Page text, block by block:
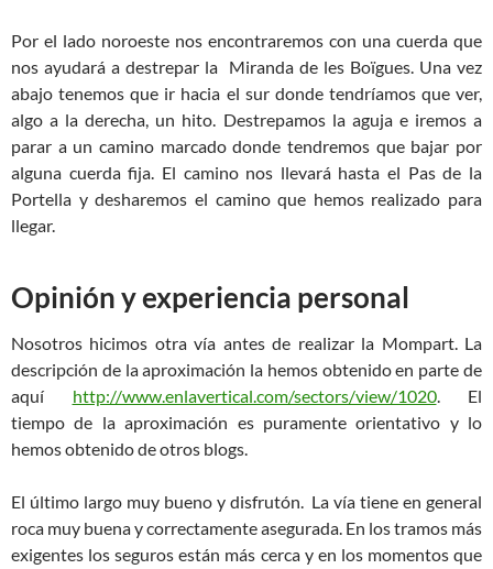
Por el lado noroeste nos encontraremos con una cuerda que
nos ayudará a destrepar la Miranda de les Boïgues. Una vez
abajo tenemos que ir hacia el sur donde tendríamos que ver,
algo a la derecha, un hito. Destrepamos la aguja e iremos a
parar a un camino marcado donde tendremos que bajar por
alguna cuerda fija. El camino nos llevará hasta el Pas de la
Portella y desharemos el camino que hemos realizado para
llegar.
Opinión y experiencia personal
Nosotros hicimos otra vía antes de realizar la Mompart. La
descripción de la aproximación la hemos obtenido en parte de
aquí http://www.enlavertical.com/sectors/view/1020. El
tiempo de la aproximación es puramente orientativo y lo
hemos obtenido de otros blogs.
El último largo muy bueno y disfrutón. La vía tiene en general
roca muy buena y correctamente asegurada. En los tramos más
exigentes los seguros están más cerca y en los momentos que